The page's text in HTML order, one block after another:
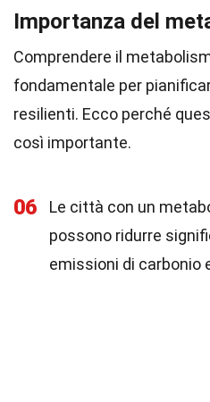
Importanza del
Comprendere il
fondamentale per
resilienti. Ecco perché
così importante.
06
Le città con un
possono ridurre
emissioni di carbonio